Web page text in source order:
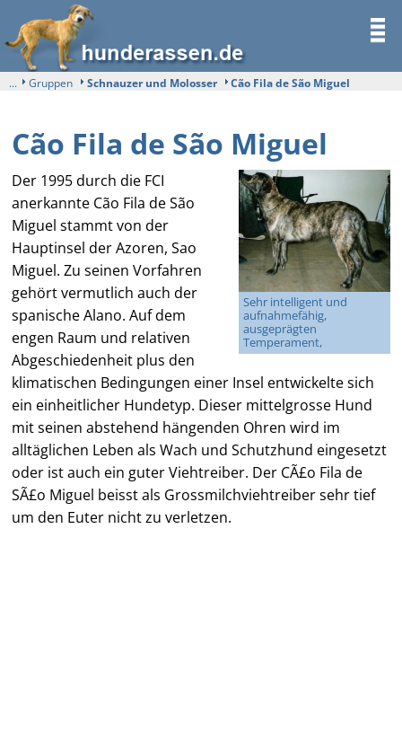
... Gruppen Schnauzer und Molosser Cão Fila de São Miguel
Cão Fila de São Miguel
Sehr intelligent und
aufnahmefähig,
ausgeprägten
Temperament,
Der 1995 durch die FCI
anerkannte Cão Fila de São
Miguel stammt von der
Hauptinsel der Azoren, Sao
Miguel. Zu seinen Vorfahren
gehört vermutlich auch der
spanische Alano. Auf dem
engen Raum und relativen
Abgeschiedenheit plus den
klimatischen Bedingungen einer Insel entwickelte sich
ein einheitlicher Hundetyp. Dieser mittelgrosse Hund
mit seinen abstehend hängenden Ohren wird im
alltäglichen Leben als Wach und Schutzhund eingesetzt
oder ist auch ein guter Viehtreiber. Der CÃ£o Fila de
SÃ£o Miguel beisst als Grossmilchviehtreiber sehr tief
um den Euter nicht zu verletzen.